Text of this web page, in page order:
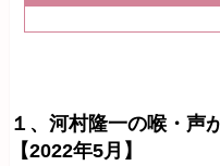
１、河村隆一の喉・声
【2022年5月】